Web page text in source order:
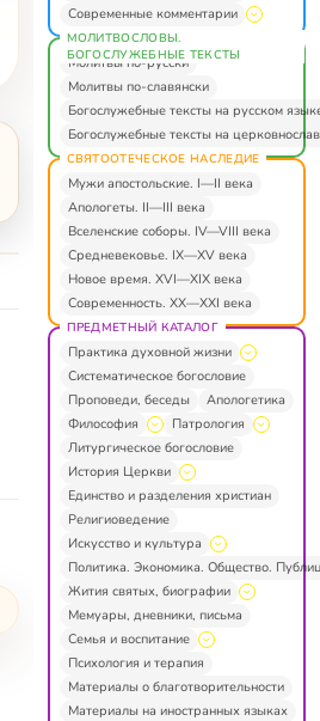
Современные комментарии
МОЛИТВОСЛОВЫ.
БОГОСЛУЖЕБНЫЕ ТЕКСТЫ
Молитвы по-русски
Молитвы по-славянски
Богослужебные тексты на русском
Богослужебные тексты на
СВЯТООТЕЧЕСКОЕ НАСЛЕДИЕ
Мужи апостольские. I—II века
Апологеты. II—III века
Вселенские соборы. IV—VIII века
Средневековье. IX—XV века
Новое время. XVI—XIX века
Современность. XX—XXI века
ПРЕДМЕТНЫЙ КАТАЛОГ
Практика духовной жизни
Систематическое богословие
Проповеди, беседы
Апологетика
Философия
Патрология
Литургическое богословие
История Церкви
Единство и разделения христиан
Религиоведение
Искусство и культура
Политика. Экономика. Общество.
Жития святых, биографии
Мемуары, дневники, письма
Семья и воспитание
Психология и терапия
Материалы о благотворительности
Материалы на иностранных языках